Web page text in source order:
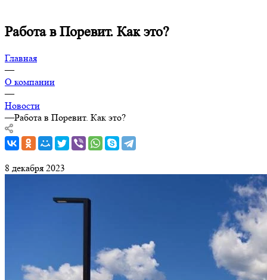
Работа в Поревит. Как это?
Главная
—
О компании
—
Новости
—Работа в Поревит. Как это?
8 декабря 2023